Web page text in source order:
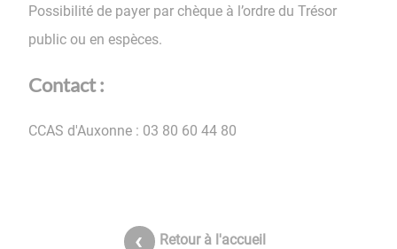
Possibilité de payer par chèque à l’ordre du Trésor
public ou en espèces.
Contact :
CCAS d'Auxonne : 03 80 60 44 80
Retour à l'accueil